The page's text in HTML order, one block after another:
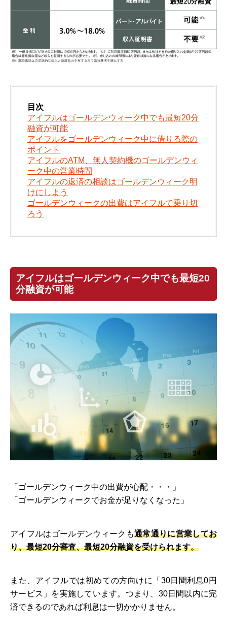
目次
アイフルはゴールデンウィーク中でも最短20分
融資が可能
アイフルをゴールデンウィーク中に借りる際の
ポイント
アイフルのATM、無人契約機のゴールデンウィ
ーク中の営業時間
アイフルの返済の相談はゴールデンウィーク明
けにしよう
ゴールデンウィークの出費はアイフルで乗り切
ろう
アイフルはゴールデンウィーク中でも最短20
分融資が可能
「ゴールデンウィーク中の出費が心配・・・」
「ゴールデンウィークでお金が足りなくなった」
アイフルはゴールデンウィークも通常通りに営業してお
り、最短20分審査、最短20分融資を受けられます。
また、アイフルでは初めての方向けに「30日間利息0円
サービス」を実施しています。つまり、30日間以内に完
済できるのであれば利息は一切かかりません。